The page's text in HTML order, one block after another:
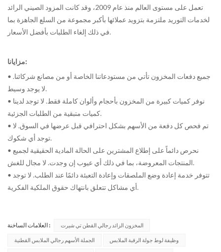
تعمل على مستوى العالم منذ عام 2009، وقد كانت المزود الصيني الرائد
لخدمات التوريد ملتزمة بتزويد عملائها بأكبر مجموعة من السلع الجاهزة بما
في ذلك إلغاء الطلبات بأفضل الأسعار.
مزايانا:
• جميع دفعات المخزون تأتي من مستودعاتنا الخاصة أو من مصانع شركائنا.
لا يوجد وسيط.
• نوفر كميات كبيرة من المخزون بأحجام وألوان كاملة فقط. لا توجد لدينا
كميات متبقية من الطلبات الجزئية.
• تم فحص كل دفعة من الأسهم بشكل احترافي قبل عرضها في السوق. لا
توجد أي شكوك.
• نحرص دائماً على إطلاع المشترين على الحالة المادية الحقيقية لجميع
المنتجات المعروضة، بما في ذلك أي عيوب إن وجدت. لا مجال للغش.
• تتوفر خدمة إعادة وضع الملصقات وإعادة التعبئة دائمًا عند الطلب. لا توجد
أي مشاكل تتعلق بانتهاك حقوق الملكية الفكرية.
العلامات الساخنة : المخزون الزائد رجالي القطن تي شيرت
الجملة الأسهم رجالي الملابس القطنية وظيفة لوط جولة الرقبة الملابس